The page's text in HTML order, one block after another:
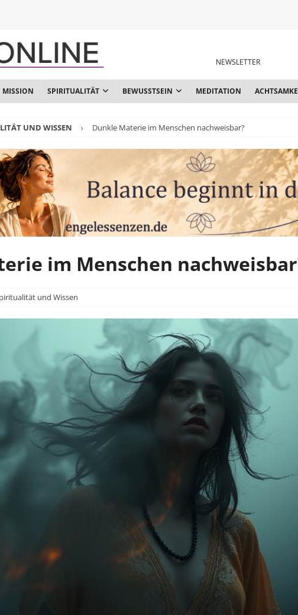
NEWSLETTER
MISSION SPIRITUALITÄT BEWUSSTSEIN MEDITATION
UND WISSEN Dunkle Materie im Menschen nachweisbar?
im Menschen
und Wissen